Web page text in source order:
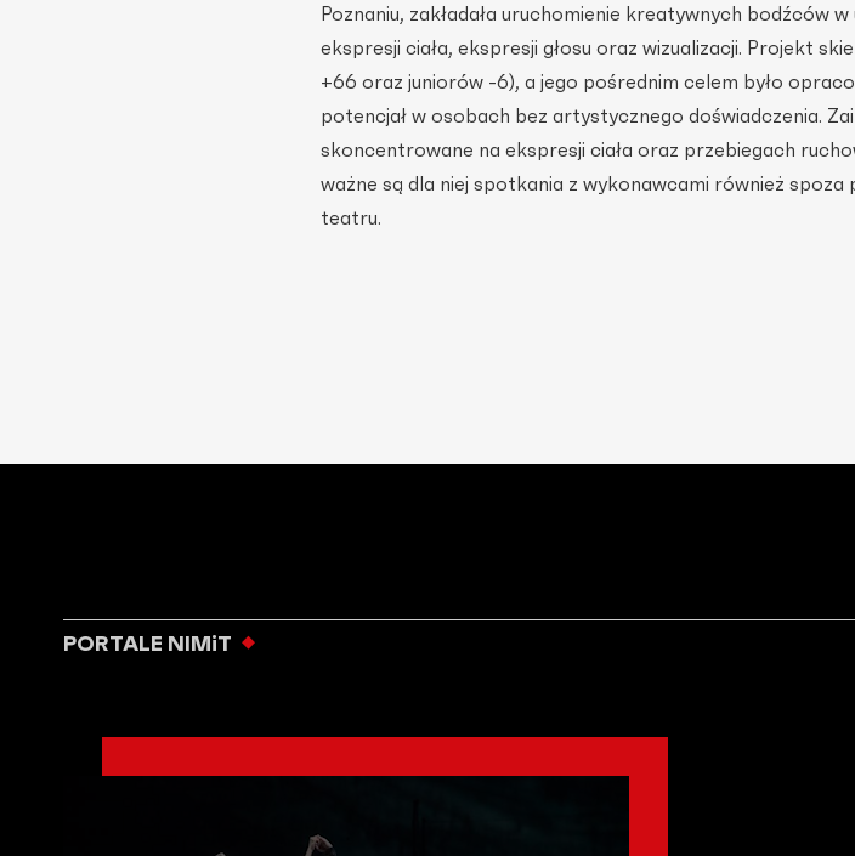
Poznaniu, zakładała uruchomienie kreatywnych bodźców
ekspresji ciała, ekspresji głosu oraz wizualizacji. Projekt
+66 oraz juniorów -6), a jego pośrednim celem było
potencjał w osobach bez artystycznego doświadczenia.
skoncentrowane na ekspresji ciała oraz przebiegach
ważne są dla niej spotkania z wykonawcami również
teatru.
PORTALE NIMiT